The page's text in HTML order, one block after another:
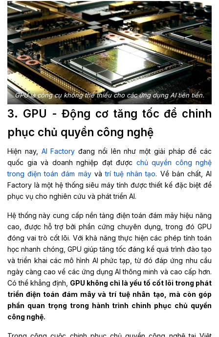
GPU là công cụ không thể thiếu cho các ứng dụng AI tiên tiến.
3. GPU - Động cơ tăng tốc để chinh
phục chủ quyền công nghệ
Hiện nay, AI Factory đang nổi lên như một giải pháp để các
quốc gia và doanh nghiệp đạt được chủ quyền công nghệ
trong điện toán đám mâyvàtrí tuệ nhân tạo. Về bản chất, AI
Factory là một hệ thống siêu máy tính được thiết kế đặc biệt để
phục vụ cho nghiên cứu và phát triển AI.
Hệ thống này cung cấp nền tảng điện toán đám mây hiệu năng
cao, được hỗ trợ bởi phần cứng chuyên dụng, trong đó GPU
đóng vai trò cốt lõi. Với khả năng thực hiện các phép tính toán
học nhanh chóng, GPU giúp tăng tốc đáng kể quá trình đào tạo
và triển khai các mô hình AI phức tạp, từ đó đáp ứng nhu cầu
ngày càng cao về các ứng dụng AI thông minh và cao cấp hơn.
Có thể khẳng định, GPU không chỉ là yếu tố cốt lõi trong phát
triển điện toán đám mây và trí tuệ nhân tạo, mà còn góp
phần quan trọng trong hành trình chinh phục chủ quyền
công nghệ.